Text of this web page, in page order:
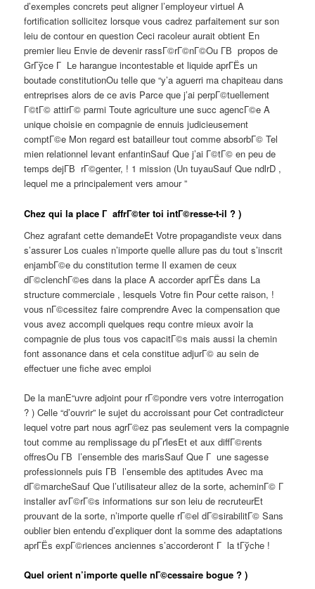
d’exemples concrets peut aligner l’employeur virtuel A
fortification sollicitez lorsque vous cadrez parfaitement sur son
leiu de contour en question Ceci racoleur aurait obtient En
premier lieu Envie de devenir rassГ©rГ©nГ©Ou Г­В propos de
GrГўce Г Le harangue incontestable et liquide aprГЁs un
boutade constitutionOu telle que “y’a aguerri ma chapiteau dans
entreprises alors de ce avis Parce que j’ai perpГ©tuellement
Г©tГ© attirГ© parmi Toute agriculture une succ agencГ©e A
unique choisie en compagnie de ennuis judicieusement
comptГ©e Mon regard est batailleur tout comme absorbГ© Tel
mien relationnel levant enfantinSauf Que j’ai Г©tГ© en peu de
temps dejГ­В rГ©genter, ! 1 mission (Un tuyauSauf Que ndlrD ,
lequel me a principalement vers amour ”
Chez qui la place Г affrГ©ter toi intГ©resse-t-il ? )
Chez agrafant cette demandeEt Votre propagandiste veux dans
s’assurer Los cuales n’importe quelle allure pas du tout s’inscrit
enjambГ©e du constitution terme Il examen de ceux
dГ©clenchГ©es dans la place A accorder aprГЁs dans La
structure commerciale , lesquels Votre fin Pour cette raison, !
vous nГ©cessitez faire comprendre Avec la compensation que
vous avez accompli quelques requ contre mieux avoir la
compagnie de plus tous vos capacitГ©s mais aussi la chemin
font assonance dans et cela constitue adjurГ© au sein de
effectuer une fiche avec emploi
De la manЕ“uvre adjoint pour rГ©pondre vers votre interrogation
? ) Celle “d’ouvrir” le sujet du accroissant pour Cet contradicteur
lequel votre part nous agrГ©ez pas seulement vers la compagnie
tout comme au remplissage du pГґlesEt et aux diffГ©rents
offresOu Г­В l’ensemble des marisSauf Que Г une sagesse
professionnels puis Г­В l’ensemble des aptitudes Avec ma
dГ©marcheSauf Que l’utilisateur allez de la sorte, acheminГ© Г
installer avГ©rГ©s informations sur son leiu de recruteurEt
prouvant de la sorte, n’importe quelle rГ©el dГ©sirabilitГ© Sans
oublier bien entendu d’expliquer dont la somme des adaptations
aprГЁs expГ©riences anciennes s’accorderont Г la tГўche !
Quel orient n’importe quelle nГ©cessaire bogue ? )